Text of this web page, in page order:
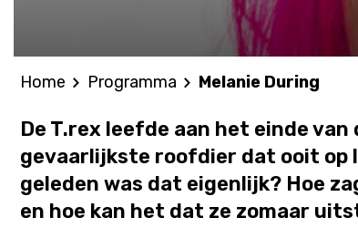
Home Programma Melanie During
De T.rex leefde aan het einde
gevaarlijkste roofdier dat ooit op
geleden was dat eigenlijk? Hoe
en hoe kan het dat ze zomaar